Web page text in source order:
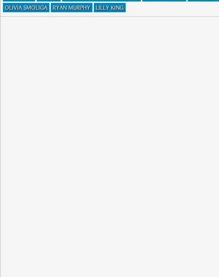
OLIVIA SMOLIGA
RYAN MURPHY LILLY KING